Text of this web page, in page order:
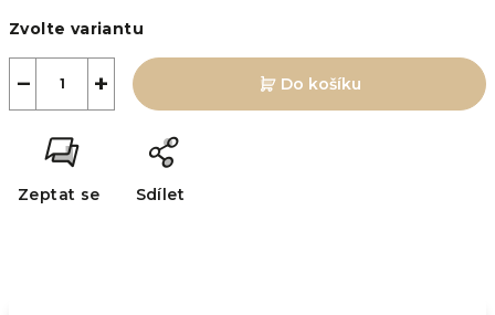
cena:
Zvolte variantu
+
− Do košíku
Zeptat se Sdílet